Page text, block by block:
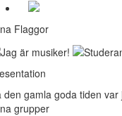
Flaggor
den gamla goda tiden
grupper